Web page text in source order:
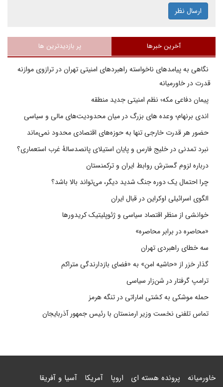
ارسال نظر
آخرین خبرها پر بازدیدترین ها
نگاهی به پیامدهای ناخواسته راهبردهای امنیتی تهران در ترازوی موازنه
قدرت در خاورمیانه
پیمان دفاعی مکه؛ نظم امنیتی جدید منطقه
اندی برنهام؛ وعده های بزرگ در میان محدودیت‌های مالی و سیاسی
حضور هر قدرت خارجی تنها به حوزه‌های اقتصادی محدود نمی‌ماند
نبرد تمدنی در خلیج فارس و پایان استیلای پانصدسالۀ غرب استعماری؟
درباره لزوم گسترش روابط ایران و ترکمنستان
چرا احتمال یک دوره جنگ شدید دیگر، می‌تواند بالا باشد؟
الگوی اسرائیلی اوکراین در قبال ایران
خوانشی از منظر اقتصاد سیاسی و ژئوپلیتیک کریدورها
«محاصره در برابر محاصره»
سه خطای راهبردی تهران
گذار خزر از «حاشیه امن» به «فضای بازدارندگی متراکم
ترامپ گرفتار در شن‌زار سیاسی
حمله موشکی به کشتی اماراتی در تنگه هرمز
تماس تلفنی نخست وزیر ارمنستان با رئیس جمهور آذربایجان
خاورمیانه پرونده هسته ای اروپا آمریکا آسیا و آفریقا